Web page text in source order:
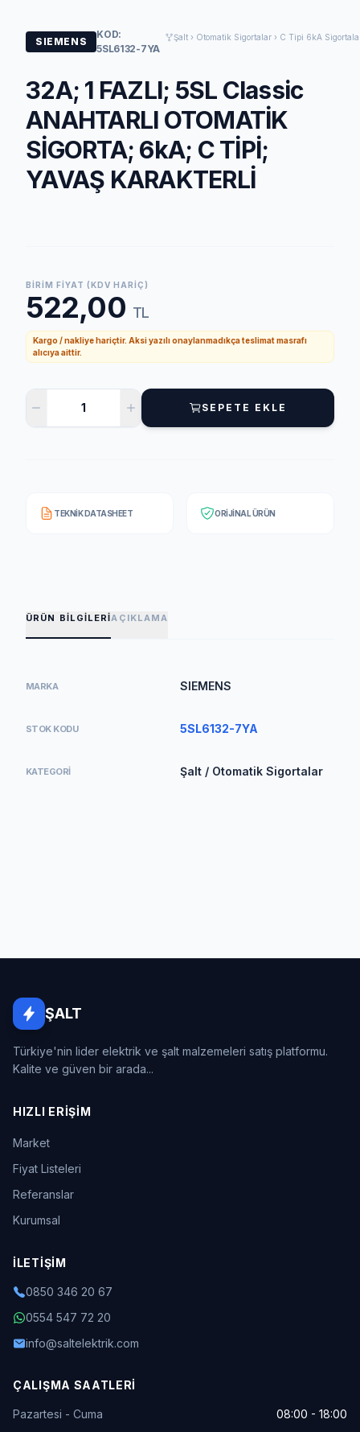
SIEMENS
KOD:
5SL6132-7YA
Şalt › Otomatik Sigortalar › C Tipi 6kA
32A; 1 FAZLI; 5SL Classic
ANAHTARLI OTOMATİK
SİGORTA; 6kA; C TİPİ;
YAVAŞ KARAKTERLİ
BIRIM FIYAT (KDV HARIÇ)
522,00 TL
Kargo / nakliye hariçtir. Aksi yazılı onaylanmadıkça teslimat masrafı
alıcıya aittir.
SEPETE EKLE
TEKNIK DATASHEET ORIJINAL ÜRÜN
ÜRÜN BILGILERIAÇIKLAMA
MARKA SIEMENS
STOK KODU 5SL6132-7YA
KATEGORI Şalt / Otomatik Sigortalar
ŞALT
Türkiye'nin lider elektrik ve şalt malzemeleri satış platformu.
Kalite ve güven bir arada...
HIZLI ERIŞIM
Market
Fiyat Listeleri
Referanslar
Kurumsal
İLETIŞIM
0850 346 20 67
0554 547 72 20
info@saltelektrik.com
ÇALIŞMA SAATLERI
Pazartesi - Cuma
08:00 - 18:00